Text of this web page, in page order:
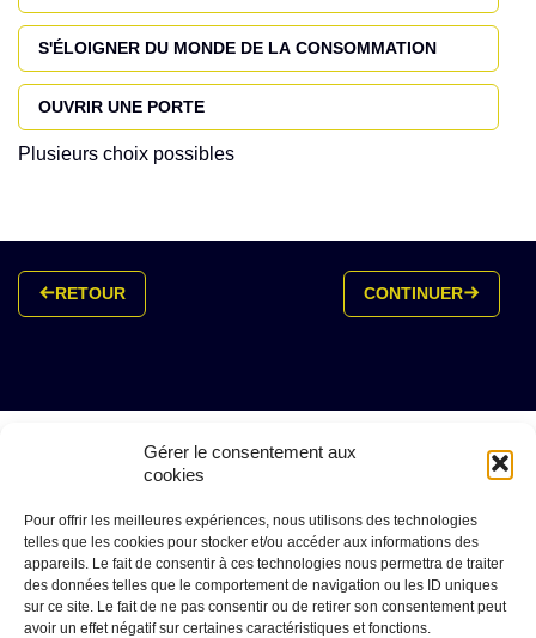
Gérer le consentement aux
cookies
Pour offrir les meilleures expériences, nous utilisons des technologies
telles que les cookies pour stocker et/ou accéder aux informations des
appareils. Le fait de consentir à ces technologies nous permettra de traiter
des données telles que le comportement de navigation ou les ID uniques
sur ce site. Le fait de ne pas consentir ou de retirer son consentement peut
avoir un effet négatif sur certaines caractéristiques et fonctions.
S'ÉLOIGNER DU MONDE DE LA CONSOMMATION
OUVRIR UNE PORTE
Plusieurs choix possibles
RETOUR CONTINUER
Fédération Opéra
Tél. 01 41 05 98 68